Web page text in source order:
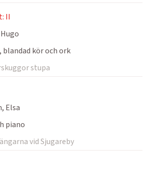
II
blandad kör och ork
stupa
Elsa
piano
vid Sjugareby